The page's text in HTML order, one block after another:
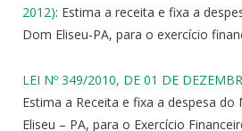
2012): Estima a receita e fixa a
Dom Eliseu-PA, para o exercício
LEI Nº 349/2010, DE 01 DE
Estima a Receita e fixa a despesa do
Eliseu – PA, para o Exercício